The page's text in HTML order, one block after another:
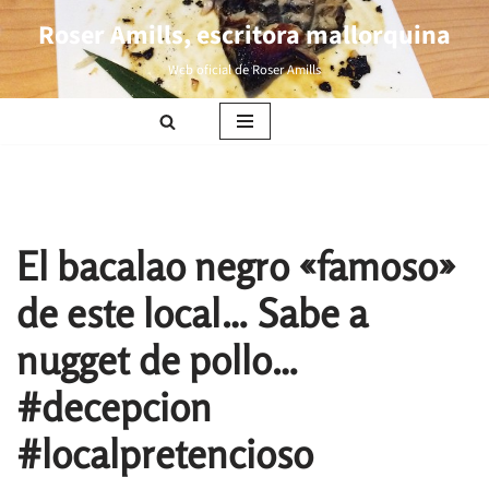
Saltar
al
Roser Amills, escritora mallorquina
Web oficial de Roser Amills
El bacalao negro «famoso»
de este local… Sabe a
nugget de pollo…
#decepcion
#localpretencioso